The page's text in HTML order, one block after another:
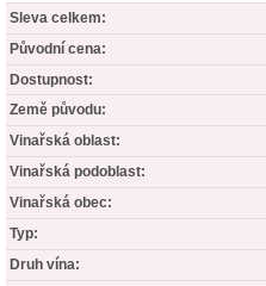
Sleva celkem:
Původní cena:
Dostupnost:
Země původu:
Vinařská oblast:
Vinařská podoblast:
Vinařská obec:
Typ:
Druh vína: